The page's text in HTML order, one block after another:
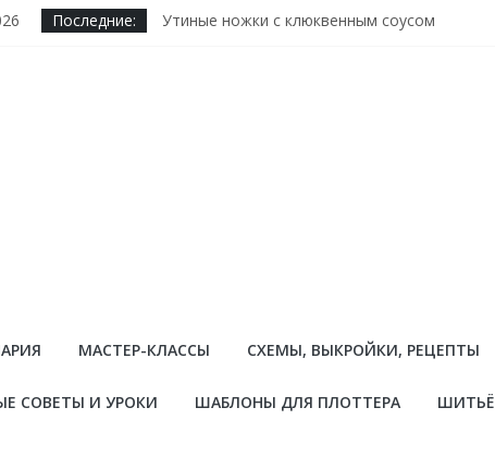
Последние:
Утиные ножки с клюквенным соусом
МАСТЕР-КЛАССЫ СХЕМЫ, ВЫКРОЙКИ, РЕЦЕПТЫ
СОВЕТЫ И УРОКИ ШАБЛОНЫ ДЛЯ ПЛОТТЕРА ШИТЬЁ